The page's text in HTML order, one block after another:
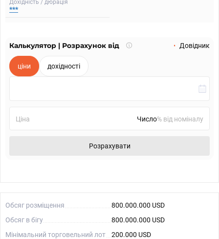
Дохідність / дюрація
***
Калькулятор | Розрахунок від
Що
Довідник
ціни дохідності
Ціна % від номіналу
Розрахувати
Обсяг розміщення
800.000.000 USD
Обсяг в бігу
800.000.000 USD
Мінімальний торговельний лот
200.000 USD